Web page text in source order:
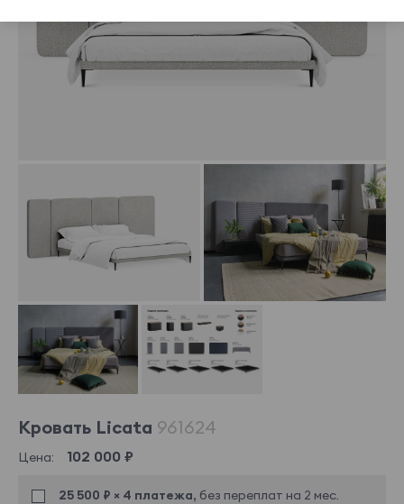
Кровать Licata 961624
Цена: 102 000 ₽
25 500 ₽ × 4 платежа, без переплат на 2 мес.